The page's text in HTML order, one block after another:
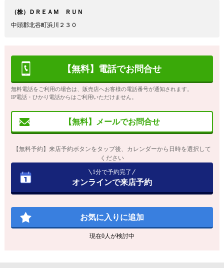
（株）ＤＲＥＡＭ ＲＵＮ
中頭郡北谷町浜川２３０
【無料】電話でお問合せ
無料電話をご利用の場合は、販売店へお客様の電話番号が通知されます。
IP電話・ひかり電話からはご利用いただけません。
【無料】メールでお問合せ
【無料予約】来店予約ボタンをタップ後、カレンダーから日時を選択して
ください
1分で予約完了
オンラインで来店予約
お気に入りに追加
現在0人が検討中